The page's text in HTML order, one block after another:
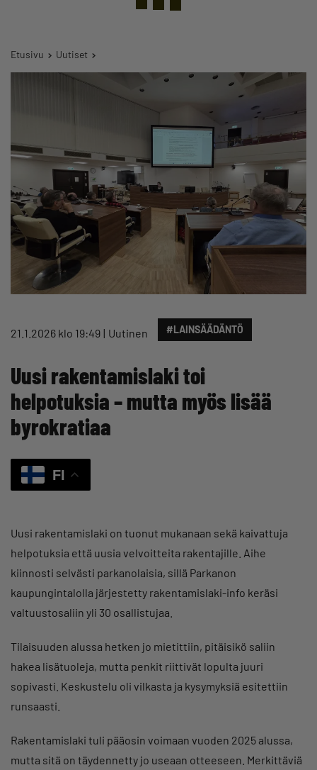
Etusivu Uutiset
21.1.2026 klo 19:49 Uutinen #LAINSÄÄDÄNTÖ
Uusi rakentamislaki toi
helpotuksia – mutta myös lisää
byrokratiaa
FI
Uusi rakentamislaki on tuonut mukanaan sekä kaivattuja
helpotuksia että uusia velvoitteita rakentajille. Aihe
kiinnosti selvästi parkanolaisia, sillä Parkanon
kaupungintalolla järjestetty rakentamislaki-info keräsi
valtuustosaliin yli 30 osallistujaa.
Tilaisuuden alussa hetken jo mietittiin, pitäisikö saliin
hakea lisätuoleja, mutta penkit riittivät lopulta juuri
sopivasti. Keskustelu oli vilkasta ja kysymyksiä esitettiin
runsaasti.
Rakentamislaki tuli pääosin voimaan vuoden 2025 alussa,
mutta sitä on täydennetty jo useaan otteeseen. Merkittäviä